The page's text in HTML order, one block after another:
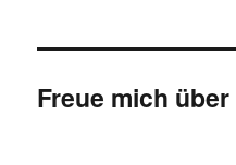
Freue mich